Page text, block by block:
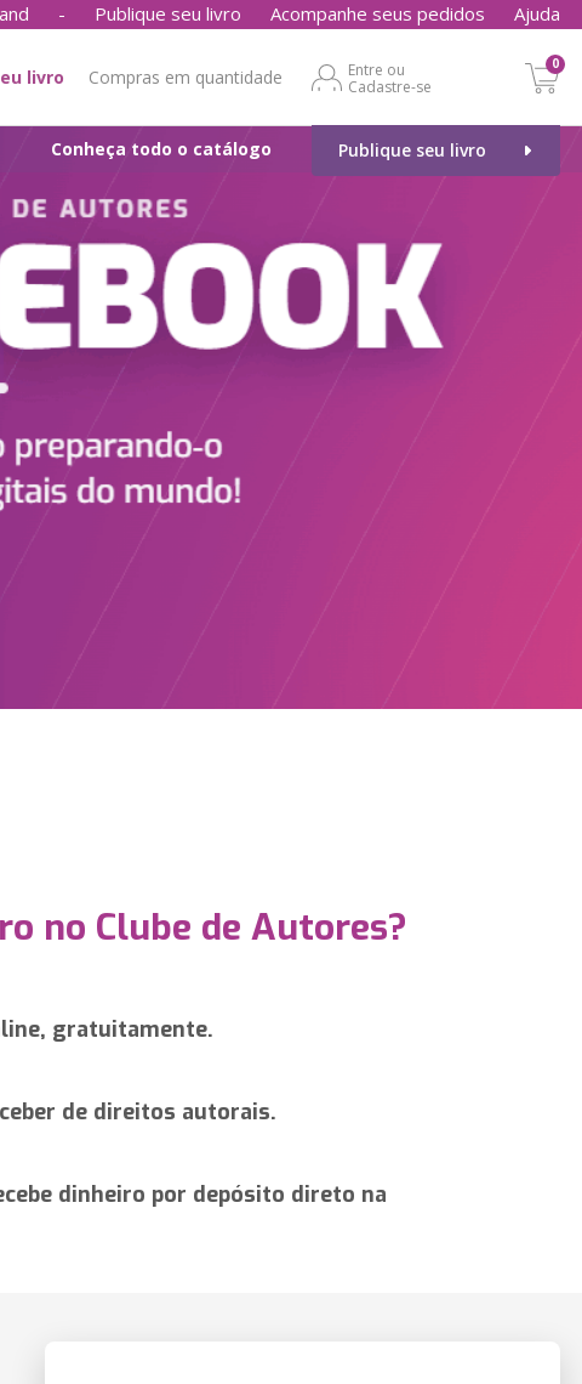
- Publique seu livro Acompanhe seus pedidos Ajuda
livro Compras em quantidade
Entre ou
Cadastre-se
0
Publique seu livro
Conheça todo o catálogo
no Clube de Autores?
gratuitamente.
de direitos autorais.
dinheiro por depósito direto na